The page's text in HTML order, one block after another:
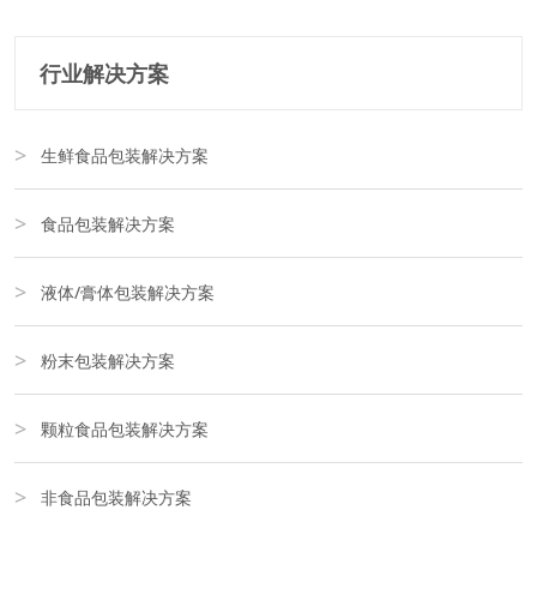
行业解决方案
生鲜食品包装解决方案
食品包装解决方案
液体/膏体包装解决方案
粉末包装解决方案
颗粒食品包装解决方案
非食品包装解决方案